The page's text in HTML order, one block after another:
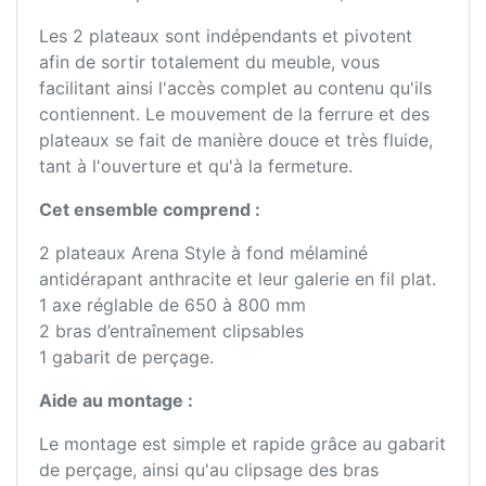
Les 2 plateaux sont indépendants et pivotent
afin de sortir totalement du meuble, vous
facilitant ainsi l'accès complet au contenu qu'ils
contiennent. Le mouvement de la ferrure et des
plateaux se fait de manière douce et très fluide,
tant à l'ouverture et qu'à la fermeture.
Cet ensemble comprend :
2 plateaux Arena Style à fond mélaminé
antidérapant anthracite et leur galerie en fil plat.
1 axe réglable de 650 à 800 mm
2 bras d’entraînement clipsables
1 gabarit de perçage.
Aide au montage :
Le montage est simple et rapide grâce au gabarit
de perçage, ainsi qu'au clipsage des bras